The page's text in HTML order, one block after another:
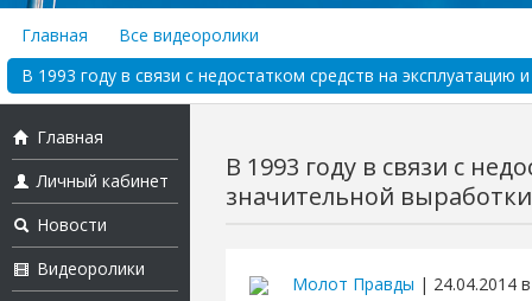
Главная
Все видеоролики
В 1993 году в связи с недостатком средств на эксплуатацию
Главная
Личный кабинет
Новости
Видеоролики
В 1993 году в связи с
значительной выработки
Молот Правды | 24.04.2014